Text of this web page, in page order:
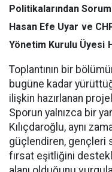
Politikalarından
Hasan Efe Uyar ve
Yönetim Kurulu Üyesi
Toplantının bir
bugüne kadar
ilişkin hazırlanan
Sporun yalnızca bir
Kılıçdaroğlu, aynı
güçlendiren, gençleri
fırsat eşitliğini